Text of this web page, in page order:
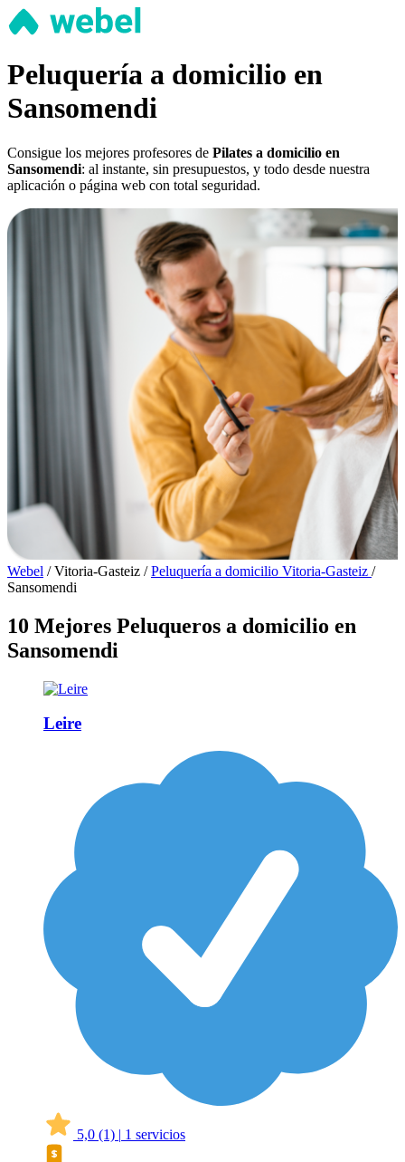
Peluquería a domicilio en
Sansomendi
Consigue los mejores profesores de Pilates a domicilio en
Sansomendi: al instante, sin presupuestos, y todo desde nuestra
aplicación o página web con total seguridad.
Webel / Vitoria-Gasteiz / Peluquería a domicilio Vitoria-Gasteiz /
Sansomendi
10 Mejores Peluqueros a domicilio en
Sansomendi
Leire
5,0 (1) | 1 servicios